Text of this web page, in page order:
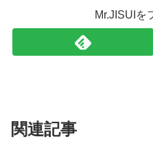
Mr.JISUIを
関連記事